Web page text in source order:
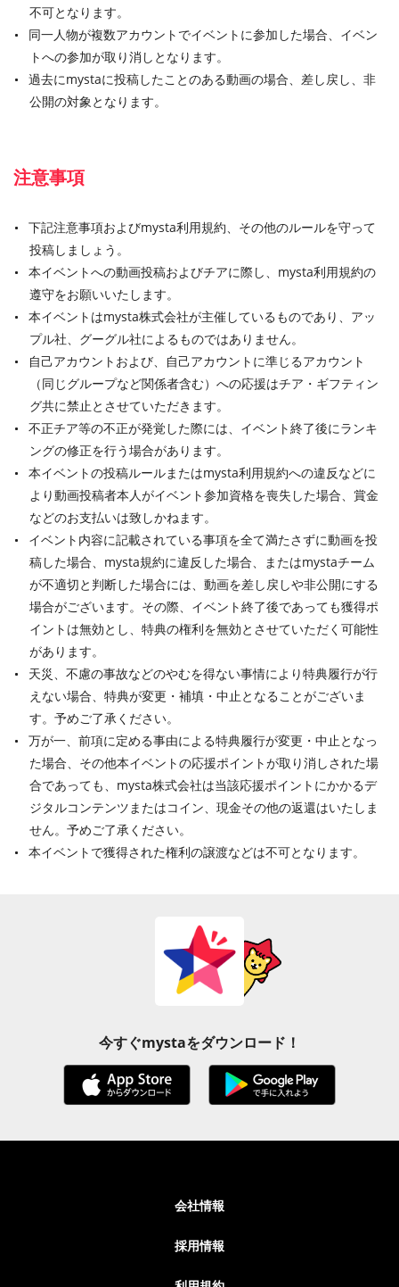
不可となります。
同一人物が複数アカウントでイベントに参加した場合、イベン
トへの参加が取り消しとなります。
過去にmystaに投稿したことのある動画の場合、差し戻し、非
公開の対象となります。
注意事項
下記注意事項およびmysta利用規約、その他のルールを守って
投稿しましょう。
本イベントへの動画投稿およびチアに際し、mysta利用規約の
遵守をお願いいたします。
本イベントはmysta株式会社が主催しているものであり、アッ
プル社、グーグル社によるものではありません。
自己アカウントおよび、自己アカウントに準じるアカウント
（同じグループなど関係者含む）への応援はチア・ギフティン
グ共に禁止とさせていただきます。
不正チア等の不正が発覚した際には、イベント終了後にランキ
ングの修正を行う場合があります。
本イベントの投稿ルールまたはmysta利用規約への違反などに
より動画投稿者本人がイベント参加資格を喪失した場合、賞金
などのお支払いは致しかねます。
イベント内容に記載されている事項を全て満たさずに動画を投
稿した場合、mysta規約に違反した場合、またはmystaチーム
が不適切と判断した場合には、動画を差し戻しや非公開にする
場合がございます。その際、イベント終了後であっても獲得ポ
イントは無効とし、特典の権利を無効とさせていただく可能性
があります。
天災、不慮の事故などのやむを得ない事情により特典履行が行
えない場合、特典が変更・補填・中止となることがございま
す。予めご了承ください。
万が一、前項に定める事由による特典履行が変更・中止となっ
た場合、その他本イベントの応援ポイントが取り消しされた場
合であっても、mysta株式会社は当該応援ポイントにかかるデ
ジタルコンテンツまたはコイン、現金その他の返還はいたしま
せん。予めご了承ください。
本イベントで獲得された権利の譲渡などは不可となります。
今すぐmystaをダウンロード！
会社情報
採用情報